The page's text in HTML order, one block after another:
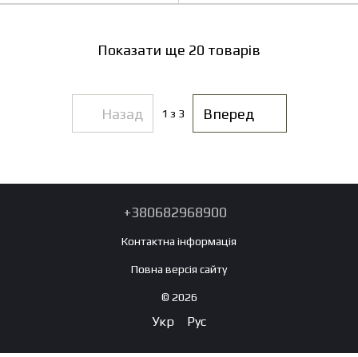
Показати ще 20 товарів
Назад 1 з 3 Вперед
+380682968900
Контактна інформація
Повна версія сайту
© 2026
Укр Рус